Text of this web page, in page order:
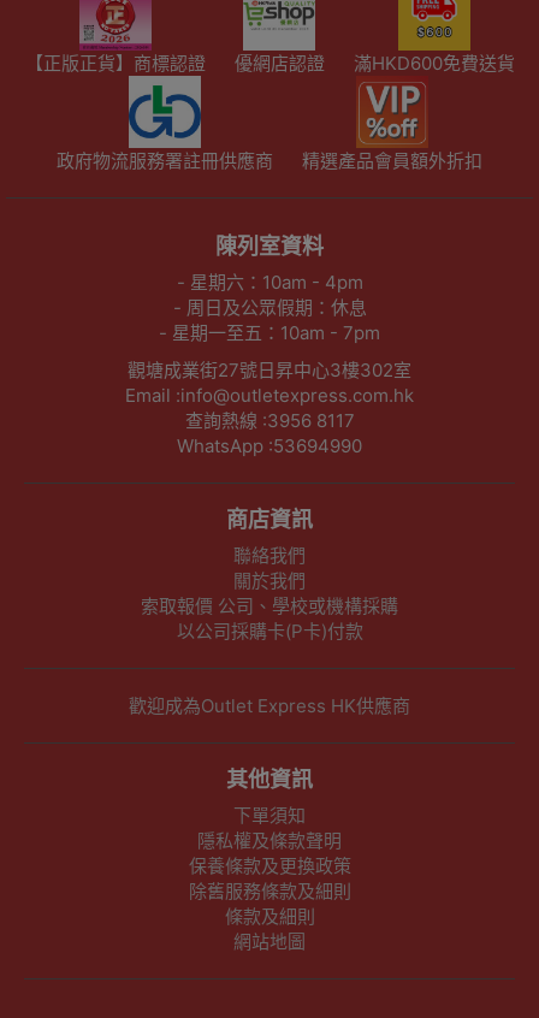
【正版正貨】商標認證 優網店認證 滿HKD600免費送貨
政府物流服務署註冊供應商 精選產品會員額外折扣
陳列室資料
- 星期六：10am - 4pm
- 周日及公眾假期：休息
- 星期一至五：10am - 7pm
觀塘成業街27號日昇中心3樓302室
Email :info@outletexpress.com.hk
查詢熱線 :3956 8117
WhatsApp :53694990
商店資訊
聯絡我們
關於我們
索取報價 公司、學校或機構採購
以公司採購卡(P卡)付款
歡迎成為Outlet Express HK供應商
其他資訊
下單須知
隱私權及條款聲明
保養條款及更換政策
除舊服務條款及細則
條款及細則
網站地圖